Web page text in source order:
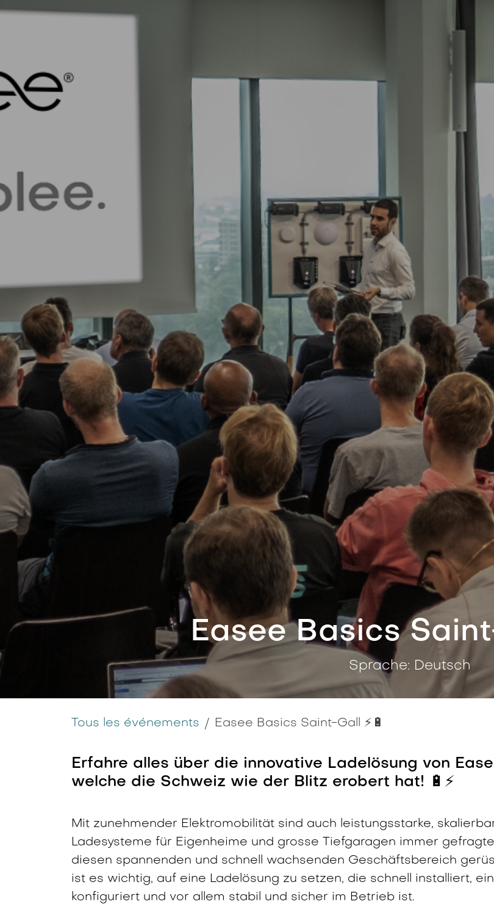
Easee Basics
Sprache: Deutsch
Tous les événements Easee Basics Saint-Gall ⚡️🔋
Erfahre alles über die innovative Ladelösung von
welche die Schweiz wie der Blitz erobert hat! 🔋⚡
Mit zunehmender Elektromobilität sind auch leistungsstarke,
Ladesysteme für Eigenheime und grosse Tiefgaragen immer
diesen spannenden und schnell wachsenden Geschäftsbereich
ist es wichtig, auf eine Ladelösung zu setzen, die schnell installiert,
konfiguriert und vor allem stabil und sicher im Betrieb ist.